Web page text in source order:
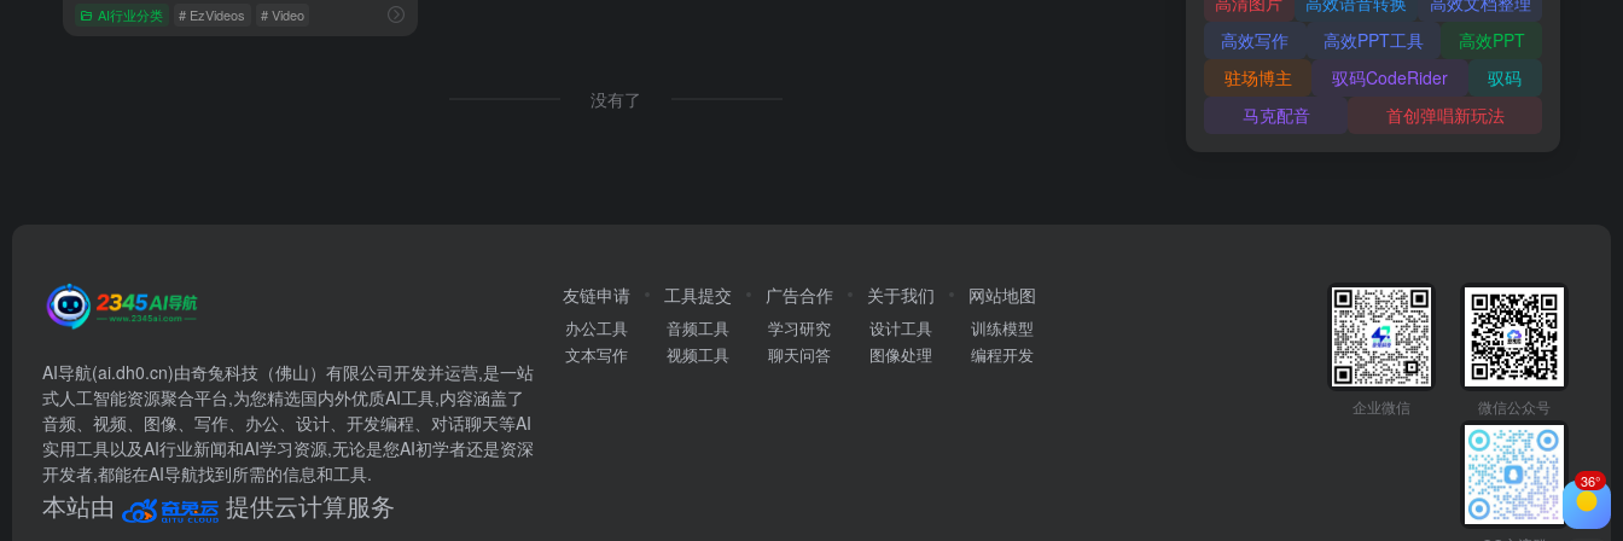
AI行业分类 # EzVideos # Video
没有了
高效写作
高效PPT工具
高效PPT
驻场博主
驭码CodeRider
驭码
马克配音
首创弹唱新玩法
AI导航(ai.dh0.cn)由奇兔科技（佛山）有限公司开发并运营,是一站
式人工智能资源聚合平台,为您精选国内外优质AI工具,内容涵盖了
音频、视频、图像、写作、办公、设计、开发编程、对话聊天等AI
实用工具以及AI行业新闻和AI学习资源,无论是您AI初学者还是资深
开发者,都能在AI导航找到所需的信息和工具.
本站由 提供云计算服务
友链申请
办公工具
文本写作
工具提交
音频工具
视频工具
广告合作
学习研究
聊天问答
关于我们
设计工具
图像处理
网站地图
训练模型
编程开发
企业微信 微信公众号
36°